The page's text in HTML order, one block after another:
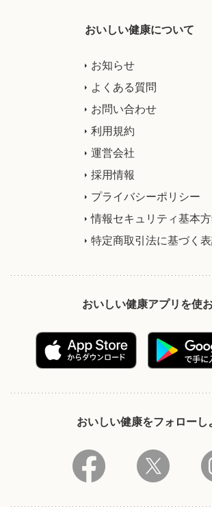
おいしい健康について
お知らせ
よくある質問
お問い合わせ
利用規約
運営会社
採用情報
プライバシーポリシー
情報セキュリティ基本
特定商取引法に基づく
おいしい健康アプリを使
おいしい健康をフォローし